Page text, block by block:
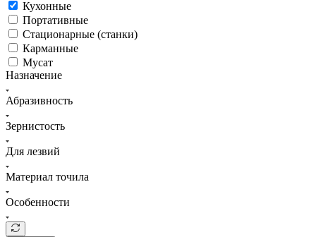
Кухонные
Портативные
Стационарные (станки)
Карманные
Мусат
Назначение
Абразивность
Зернистость
Для лезвий
Материал точила
Особенности